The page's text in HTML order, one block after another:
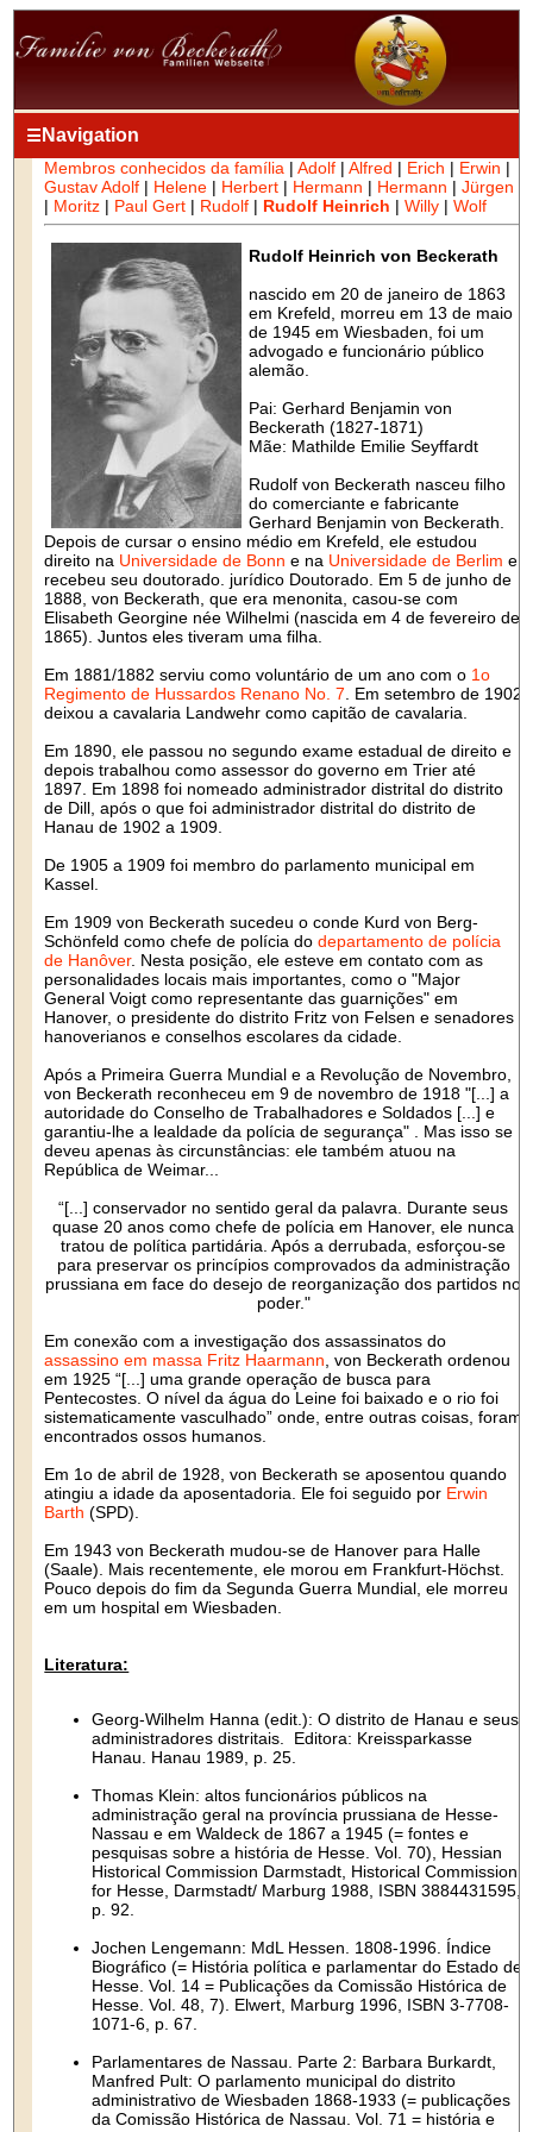
☰ Navigation
Membros conhecidos da família |Adolf |Alfred | Erich | Erwin |
Gustav Adolf | Helene | Herbert | Hermann | Hermann |Jürgen
| Moritz | Paul Gert | Rudolf | Rudolf Heinrich |Willy |Wolf
Rudolf Heinrich von Beckerath
nascido em 20 de janeiro de 1863
em Krefeld, morreu em 13 de maio
de 1945 em Wiesbaden, foi um
advogado e funcionário público
alemão.
Pai: Gerhard Benjamin von
Beckerath (1827-1871)
Mãe: Mathilde Emilie Seyffardt
Rudolf von Beckerath nasceu filho
do comerciante e fabricante
Gerhard Benjamin von Beckerath.
Depois de cursar o ensino médio em Krefeld, ele estudou
direito na Universidade de Bonn e na Universidade de Berlim e
recebeu seu doutorado. jurídico Doutorado. Em 5 de junho de
1888, von Beckerath, que era menonita, casou-se com
Elisabeth Georgine née Wilhelmi (nascida em 4 de fevereiro de
1865). Juntos eles tiveram uma filha.
Em 1881/1882 serviu como voluntário de um ano com o 1o
Regimento de Hussardos Renano No. 7. Em setembro de 1902
deixou a cavalaria Landwehr como capitão de cavalaria.
Em 1890, ele passou no segundo exame estadual de direito e
depois trabalhou como assessor do governo em Trier até
1897. Em 1898 foi nomeado administrador distrital do distrito
de Dill, após o que foi administrador distrital do distrito de
Hanau de 1902 a 1909.
De 1905 a 1909 foi membro do parlamento municipal em
Kassel.
Em 1909 von Beckerath sucedeu o conde Kurd von Berg-
Schönfeld como chefe de polícia dodepartamento de polícia
de Hanôver. Nesta posição, ele esteve em contato com as
personalidades locais mais importantes, como o "Major
General Voigt como representante das guarnições" em
Hanover, o presidente do distrito Fritz von Felsen e senadores
hanoverianos e conselhos escolares da cidade.
Após a Primeira Guerra Mundial e a Revolução de Novembro,
von Beckerath reconheceu em 9 de novembro de 1918 "[...] a
autoridade do Conselho de Trabalhadores e Soldados [...] e
garantiu-lhe a lealdade da polícia de segurança" . Mas isso se
deveu apenas às circunstâncias: ele também atuou na
República de Weimar...
“[...] conservador no sentido geral da palavra. Durante seus
quase 20 anos como chefe de polícia em Hanover, ele nunca
tratou de política partidária. Após a derrubada, esforçou-se
para preservar os princípios comprovados da administração
prussiana em face do desejo de reorganização dos partidos no
poder."
Em conexão com a investigação dos assassinatos do
assassino em massa Fritz Haarmann, von Beckerath ordenou
em 1925 “[...] uma grande operação de busca para
Pentecostes. O nível da água do Leine foi baixado e o rio foi
sistematicamente vasculhado” onde, entre outras coisas, foram
encontrados ossos humanos.
Em 1o de abril de 1928, von Beckerath se aposentou quando
atingiu a idade da aposentadoria. Ele foi seguido por Erwin
Barth (SPD).
Em 1943 von Beckerath mudou-se de Hanover para Halle
(Saale). Mais recentemente, ele morou em Frankfurt-Höchst.
Pouco depois do fim da Segunda Guerra Mundial, ele morreu
em um hospital em Wiesbaden.
Literatura:
Georg-Wilhelm Hanna (edit.): O distrito de Hanau e seus
administradores distritais. Editora: Kreissparkasse
Hanau. Hanau 1989, p. 25.
Thomas Klein: altos funcionários públicos na
administração geral na província prussiana de Hesse-
Nassau e em Waldeck de 1867 a 1945 (= fontes e
pesquisas sobre a história de Hesse. Vol. 70), Hessian
Historical Commission Darmstadt, Historical Commission
for Hesse, Darmstadt/ Marburg 1988, ISBN 3884431595,
p. 92.
Jochen Lengemann: MdL Hessen. 1808-1996. Índice
Biográfico (= História política e parlamentar do Estado de
Hesse. Vol. 14 = Publicações da Comissão Histórica de
Hesse. Vol. 48, 7). Elwert, Marburg 1996, ISBN 3-7708-
1071-6, p. 67.
Parlamentares de Nassau. Parte 2: Barbara Burkardt,
Manfred Pult: O parlamento municipal do distrito
administrativo de Wiesbaden 1868-1933 (= publicações
da Comissão Histórica de Nassau. Vol. 71 = história e